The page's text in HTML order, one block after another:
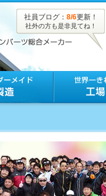
社員ブログ： 8/6更新！
社外の方も是非見てね！